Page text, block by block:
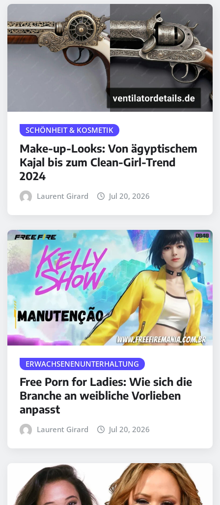
SCHÖNHEIT & KOSMETIK
Make-up-Looks: Von ägyptischem
Kajal bis zum Clean-Girl-Trend
2024
Laurent Girard Jul 20, 2026
ERWACHSENENUNTERHALTUNG
Free Porn for Ladies: Wie sich die
Branche an weibliche Vorlieben
anpasst
Laurent Girard Jul 20, 2026